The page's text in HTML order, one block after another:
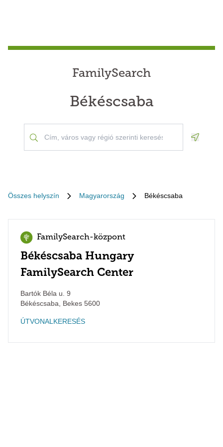
FamilySearch
Békéscsaba
Összes helyszín Magyarország Békéscsaba
FamilySearch-központ
Békéscsaba Hungary
FamilySearch Center
Bartók Béla u. 9
Békéscsaba
Bekes 5600
ÚTVONALKERESÉS